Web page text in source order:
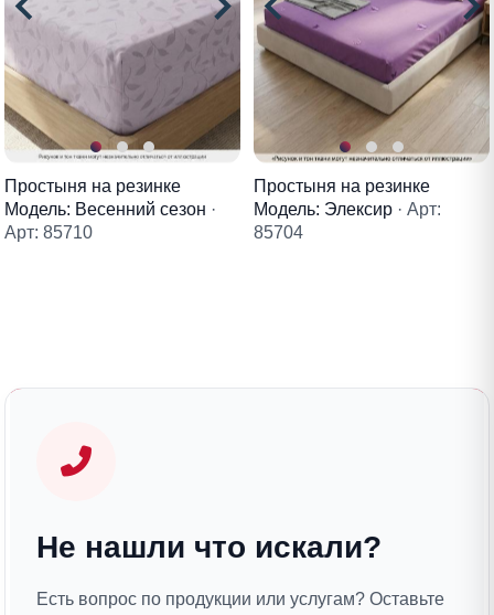
Простыня на резинке
Модель: Весенний сезон ·
Арт: 85710
Простыня на резинке
Модель: Элексир · Арт:
85704
Не нашли что искали?
Есть вопрос по продукции или услугам? Оставьте